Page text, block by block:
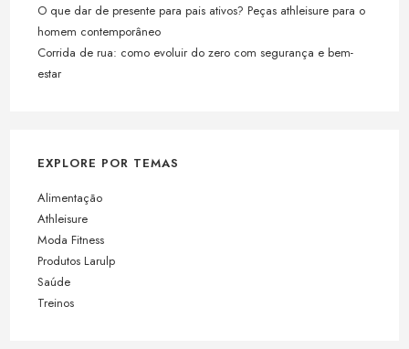
O que dar de presente para pais ativos? Peças athleisure para o
homem contemporâneo
Corrida de rua: como evoluir do zero com segurança e bem-
estar
EXPLORE POR TEMAS
Alimentação
Athleisure
Moda Fitness
Produtos Larulp
Saúde
Treinos